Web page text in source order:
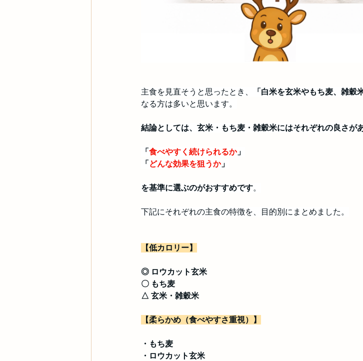
主食を見直そうと思ったとき、 「白米を玄米やもち麦、雑穀
なる方は多いと思います。
結論としては、玄米・もち麦・雑穀米にはそれぞれの良さが
「食べやすく続けられるか 」
「どんな効果を狙うか 」
を基準に選ぶのがおすすめです。
下記にそれぞれの主食の特徴を、目的別にまとめました。
【低カロリー】
◎ ロウカット玄米
〇 もち麦
△ 玄米・雑穀米
【柔らかめ（食べやすさ重視）】
・もち麦
・ロウカット玄米